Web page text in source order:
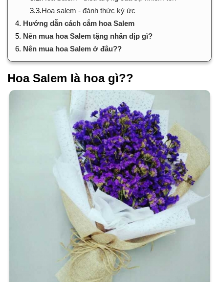
3.3.Hoa salem - đánh thức ký ức
4. Hướng dẫn cách cắm hoa Salem
5. Nên mua hoa Salem tặng nhân dịp gì?
6. Nên mua hoa Salem ở đâu??
Hoa Salem là hoa gì??